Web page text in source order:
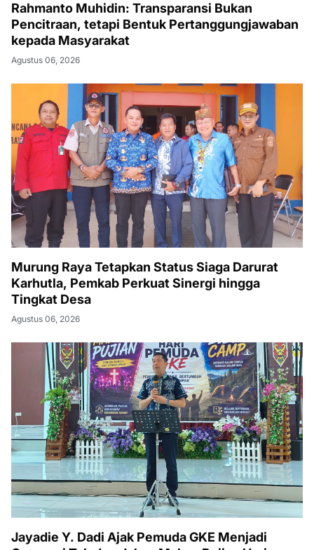
Rahmanto Muhidin: Transparansi Bukan
Pencitraan, tetapi Bentuk Pertanggungjawaban
kepada Masyarakat
Agustus 06, 2026
Murung Raya Tetapkan Status Siaga Darurat
Karhutla, Pemkab Perkuat Sinergi hingga
Tingkat Desa
Agustus 06, 2026
Jayadie Y. Dadi Ajak Pemuda GKE Menjadi